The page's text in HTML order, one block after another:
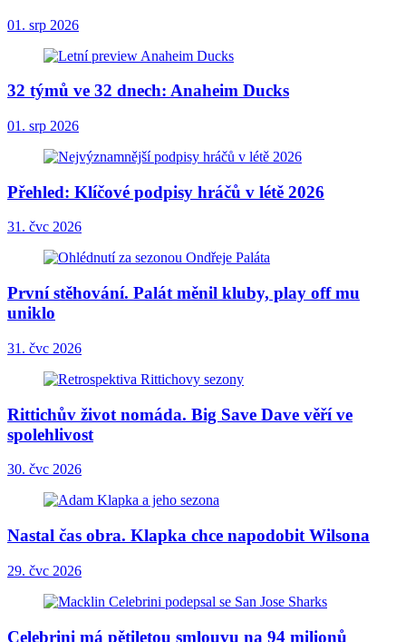
01. srp 2026
32 týmů ve 32 dnech: Anaheim Ducks
01. srp 2026
Přehled: Klíčové podpisy hráčů v létě 2026
31. čvc 2026
První stěhování. Palát měnil kluby, play off mu
uniklo
31. čvc 2026
Rittichův život nomáda. Big Save Dave věří ve
spolehlivost
30. čvc 2026
Nastal čas obra. Klapka chce napodobit Wilsona
29. čvc 2026
Celebrini má pětiletou smlouvu na 94 milionů